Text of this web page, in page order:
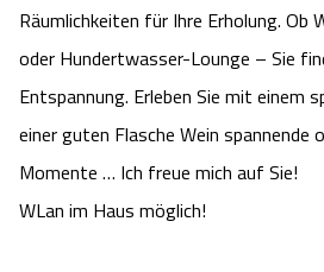
Last Minute
Anreise
Kataloge
Tiere
Unterkünfte
Snow World
Ralf Schumacher Kart
Veranstaltungen &
Räumlichkeiten für Ihre Erholung. Ob
oder Hundertwasser-Lounge – Sie
Entspannung. Erleben Sie mit einem
einer guten Flasche Wein spannende
Momente … Ich freue mich auf Sie!
WLan im Haus möglich!